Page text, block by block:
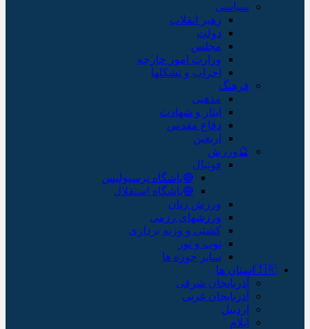
سیاسی
رهبر انقلاب
دولت
مجلس
وزارت امور خارجه
احزاب و تشکلها
فرهنگ
مذهبی
ایثار و شهادت
دفاع مقدس
اربعین
🔮ورزش
فوتبال
🔴باشگاه پرسپولیس
🔵باشگاه استقلال
ورزش زنان
ورزشهای رزمی
کشتی و وزنه برداری
توپ و تور
سایر حوزه ها
🇮🇷استان ها
آذربایجان شرقی
آذربایجان غربی
اردبیل
ایلام